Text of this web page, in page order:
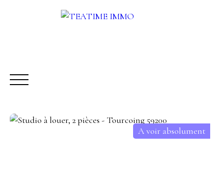
A voir absolument